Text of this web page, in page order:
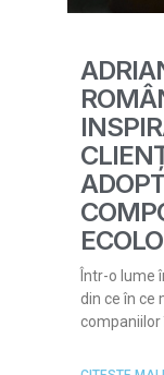
Într-o lume
din ce în ce
companiilor